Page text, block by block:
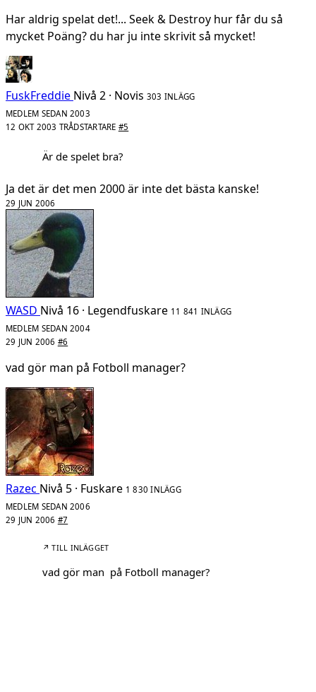
Har aldrig spelat det!... Seek & Destroy hur får du så
mycket Poäng? du har ju inte skrivit så mycket!
FuskFreddie Nivå 2 · Novis 303 INLÄGG
MEDLEM SEDAN 2003
12 OKT 2003 TRÅDSTARTARE #5
Är de spelet bra?
Ja det är det men 2000 är inte det bästa kanske!
29 JUN 2006
WASD Nivå 16 · Legendfuskare 11 841 INLÄGG
MEDLEM SEDAN 2004
29 JUN 2006 #6
vad gör man på Fotboll manager?
Razec Nivå 5 · Fuskare 1 830 INLÄGG
MEDLEM SEDAN 2006
29 JUN 2006 #7
↗ TILL INLÄGGET
vad gör man på Fotboll manager?